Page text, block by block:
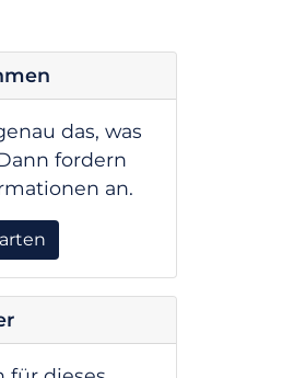
das, was
fordern
an.